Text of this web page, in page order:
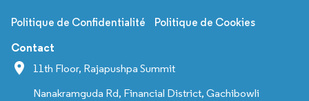
Politique de Confidentialité Politique de Cookies
Contact
11th Floor, Rajapushpa Summit
Nanakramguda Rd, Financial District, Gachibowli